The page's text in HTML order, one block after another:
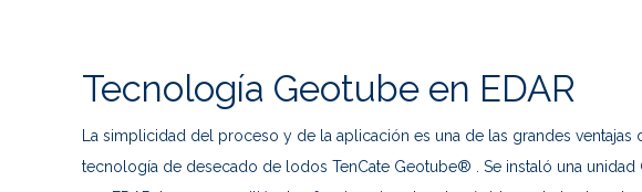
Tecnología Geotube en EDAR
La simplicidad del proceso y de la aplicación es una de las grandes ventajas
tecnología de desecado de lodos TenCate Geotube® . Se instaló una